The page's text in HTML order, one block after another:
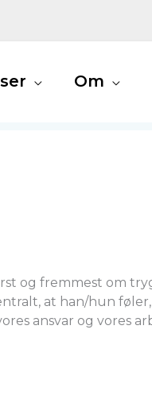
Om
og fremmest om
at han/hun føler,
ansvar og vores